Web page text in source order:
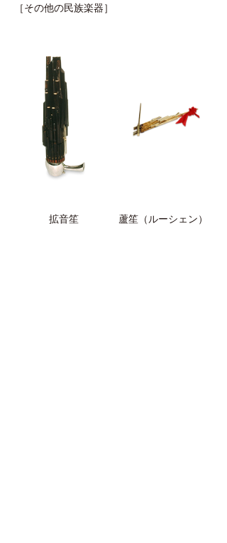
［その他の民族楽器］
拡音笙 蘆笙（ルーシェン）